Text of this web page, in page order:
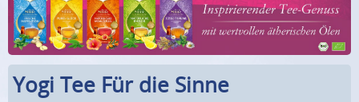
Yogi Tee Für die Sinne